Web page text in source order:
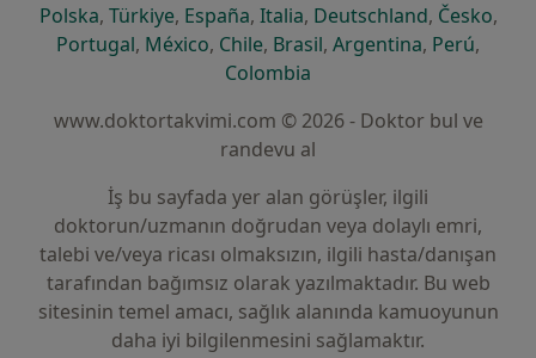
Polskayeni bir sekmede açılır
, Türkiyeyeni bir sekmede açılır
, Españayeni bir sekmede açılır
, Italiayeni bir sekmede açılır
, Deutschlandyeni bir
, Českoyeni
,
Portugalyeni bir sekmede açılır
, Méxicoyeni bir sekmede açılır
, Chileyeni bir sekmede açılır
, Brasilyeni bir sekmede açılır
, Argentinayeni bir
, Perúyeni
,
Colombia
www.doktortakvimi.com © 2026 - Doktor bul ve
randevu al
İş bu sayfada yer alan görüşler, ilgili
doktorun/uzmanın doğrudan veya dolaylı emri,
talebi ve/veya ricası olmaksızın, ilgili hasta/danışan
tarafından bağımsız olarak yazılmaktadır. Bu web
sitesinin temel amacı, sağlık alanında kamuoyunun
daha iyi bilgilenmesini sağlamaktır.